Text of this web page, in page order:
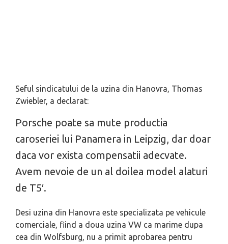
Seful sindicatului de la uzina din Hanovra, Thomas
Zwiebler, a declarat:
Porsche poate sa mute productia
caroseriei lui Panamera in Leipzig, dar doar
daca vor exista compensatii adecvate.
Avem nevoie de un al doilea model alaturi
de T5′.
Desi uzina din Hanovra este specializata pe vehicule
comerciale, fiind a doua uzina VW ca marime dupa
cea din Wolfsburg, nu a primit aprobarea pentru